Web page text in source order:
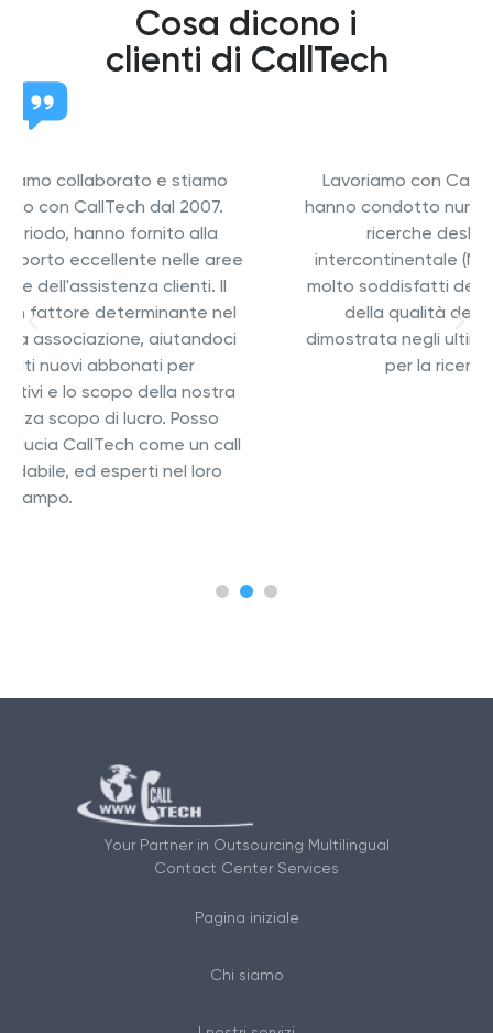
Cosa dicono i
clienti di CallTech
Lavoriamo con Call Tech dal 2006. Da allora
hanno condotto numerosi sondaggi telefonici e
ricerche desk in Europa e a livello
intercontinentale (Messico, Sud Africa). Siamo
molto soddisfatti della flessibilità di Call Tech e
della qualità dei risultati. Call Tech si è
dimostrata negli ultimi anni un partner affidabile
per la ricerca internazionale.
Your Partner in Outsourcing Multilingual
Contact Center Services
Pagina iniziale
Chi siamo